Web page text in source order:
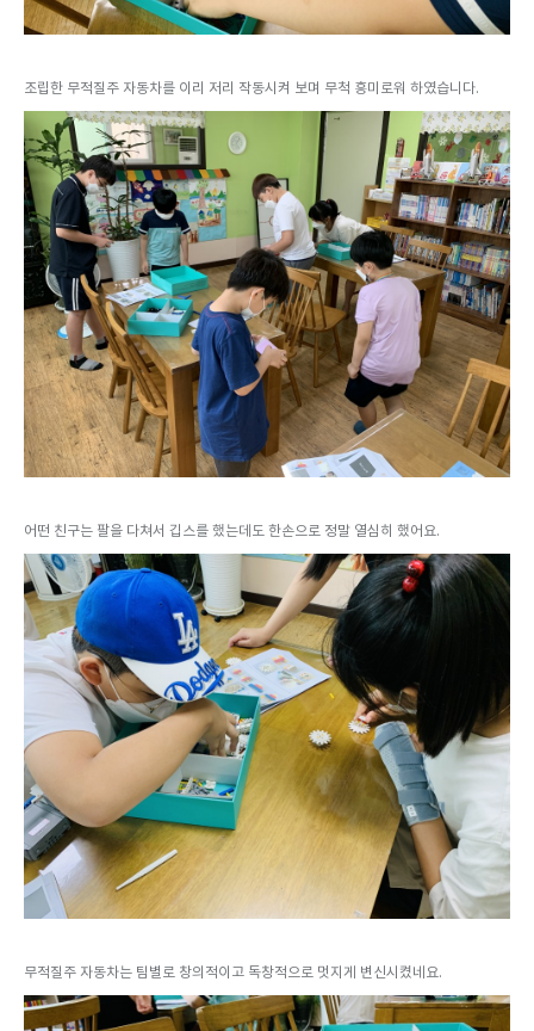
조립한 무적질주 자동차를 이리 저리 작동시켜 보며 무척 흥미로워 하였습니다.
어떤 친구는 팔을 다쳐서 깁스를 했는데도 한손으로 정말 열심히 했어요.
무적질주 자동차는 팀별로 창의적이고 독창적으로 멋지게 변신시켰네요.